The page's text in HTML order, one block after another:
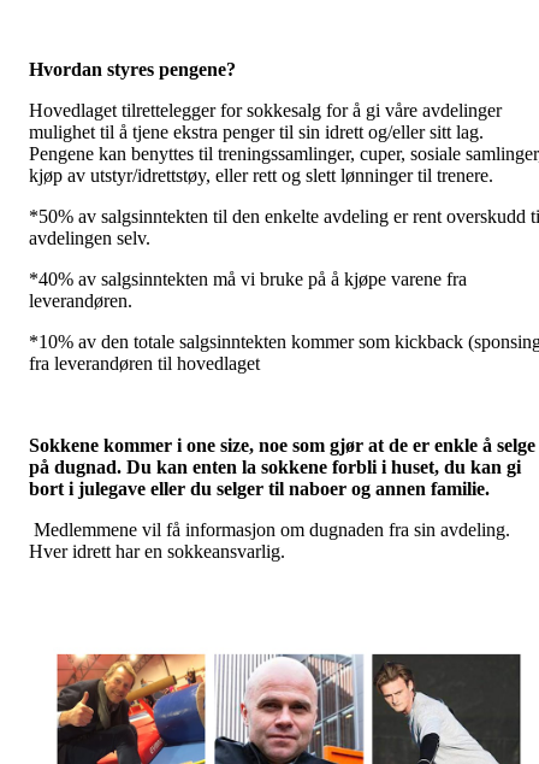
Hvordan styres pengene?
Hovedlaget tilrettelegger for sokkesalg for å gi våre avdelinger
mulighet til å tjene ekstra penger til sin idrett og/eller sitt lag.
Pengene kan benyttes til treningssamlinger, cuper, sosiale
kjøp av utstyr/idrettstøy, eller rett og slett lønninger til trenere.
*50% av salgsinntekten til den enkelte avdeling er rent overskudd
avdelingen selv.
*40% av salgsinntekten må vi bruke på å kjøpe varene fra
leverandøren.
*10% av den totale salgsinntekten kommer som kickback
fra leverandøren til hovedlaget
Sokkene kommer i one size, noe som gjør at de er enkle å selge
på dugnad. Du kan enten la sokkene forbli i huset, du kan gi
bort i julegave eller du selger til naboer og annen familie.
Medlemmene vil få informasjon om dugnaden fra sin avdeling.
Hver idrett har en sokkeansvarlig.